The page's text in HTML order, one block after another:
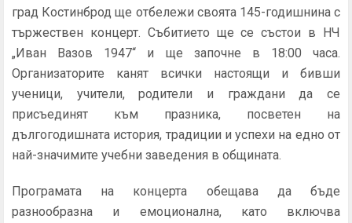
град Костинброд ще отбележи своята 145-годишнина с
тържествен концерт. Събитието ще се състои в НЧ
„Иван Вазов 1947“ и ще започне в 18:00 часа.
Организаторите канят всички настоящи и бивши
ученици, учители, родители и граждани да се
присъединят към празника, посветен на
дългогодишната история, традиции и успехи на едно от
най-значимите учебни заведения в общината.
Програмата на концерта обещава да бъде
разнообразна и емоционална, като включва